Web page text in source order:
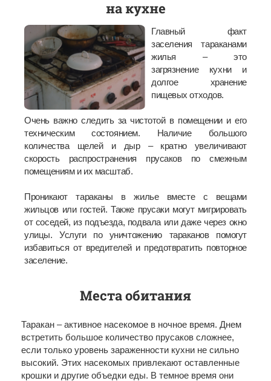
на кухне
Главный факт
заселения тараканами
жилья – это
загрязнение кухни и
долгое хранение
пищевых отходов.
Очень важно следить за чистотой в помещении и его
техническим состоянием. Наличие большого
количества щелей и дыр – кратно увеличивают
скорость распространения прусаков по смежным
помещениям и их масштаб.
Проникают тараканы в жилье вместе с вещами
жильцов или гостей. Также прусаки могут мигрировать
от соседей, из подъезда, подвала или даже через окно
улицы. Услуги по уничтожению тараканов помогут
избавиться от вредителей и предотвратить повторное
заселение.
Места обитания
Таракан – активное насекомое в ночное время. Днем
встретить большое количество прусаков сложнее,
если только уровень зараженности кухни не сильно
высокий. Этих насекомых привлекают оставленные
крошки и другие объедки еды. В темное время они